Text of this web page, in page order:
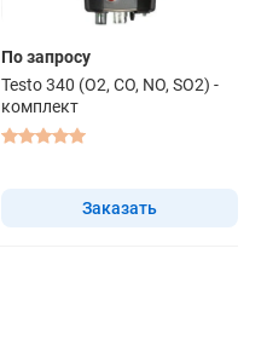
По запросу
Testo 340 (O2, CO, NO, SO2) -
комплект
Заказать